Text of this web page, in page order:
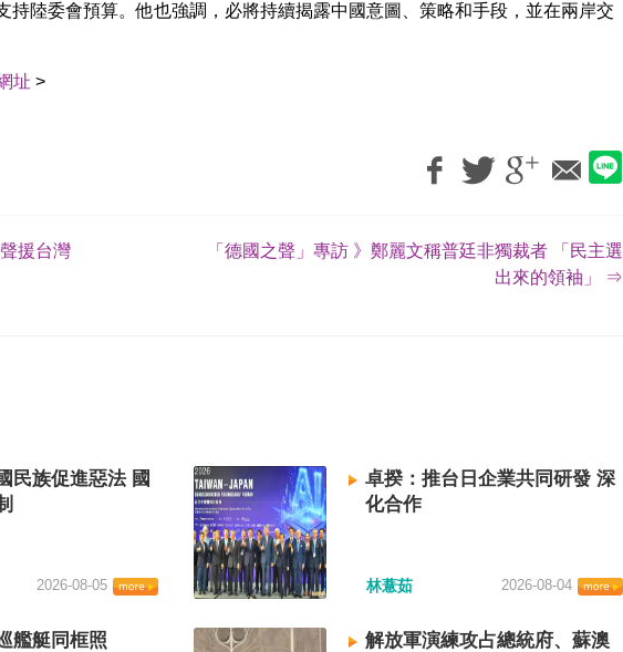
持陸委會預算。他也強調，必將持續揭露中國意圖、策略和手段，並在兩岸交
址 >
援台灣
「德國之聲」專訪 》鄭麗文稱普廷非獨裁者 「民主選
出來的領袖」 ⇒
民族促進惡法 國
2026-08-05
卓揆：推台日企業共同研發 深
化合作
林薏茹 2026-08-04
艦艇同框照
解放軍演練攻占總統府、蘇澳